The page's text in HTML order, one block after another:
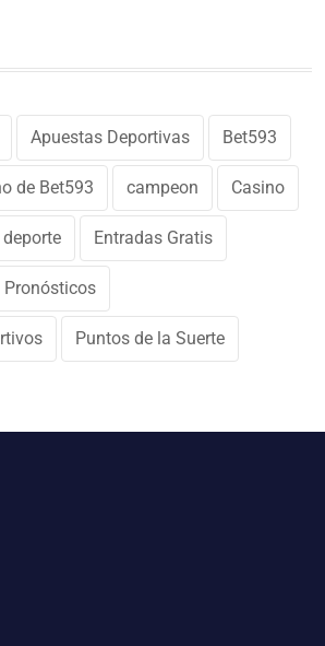
Apuestas Deportivas Bet593
de Bet593 campeon Casino
deporte Entradas Gratis
Pronósticos
Puntos de la Suerte